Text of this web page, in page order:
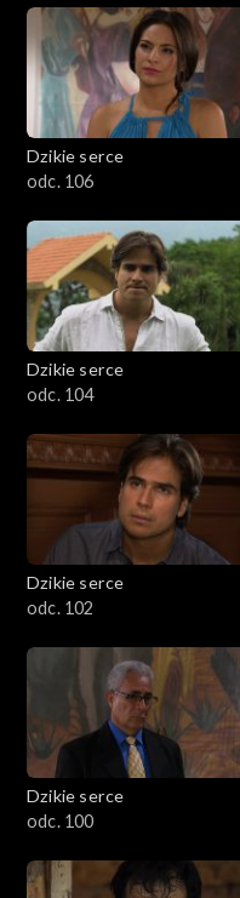
Dzikie serce
odc. 106
Dzikie serce
odc. 104
Dzikie serce
odc. 102
Dzikie serce
odc. 100